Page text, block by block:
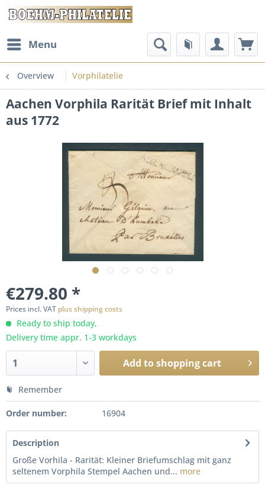
Menu
Overview Vorphilatelie
Aachen Vorphila Rarität Brief mit Inhalt
aus 1772
€279.80 *
Prices incl. VAT plus shipping costs
Ready to ship today,
Delivery time appr. 1-3 workdays
Add toshopping cart
Remember
Order number: 16904
Description
Große Vorhila - Rarität: Kleiner Briefumschlag mit ganz
seltenem Vorphila Stempel Aachen und... more